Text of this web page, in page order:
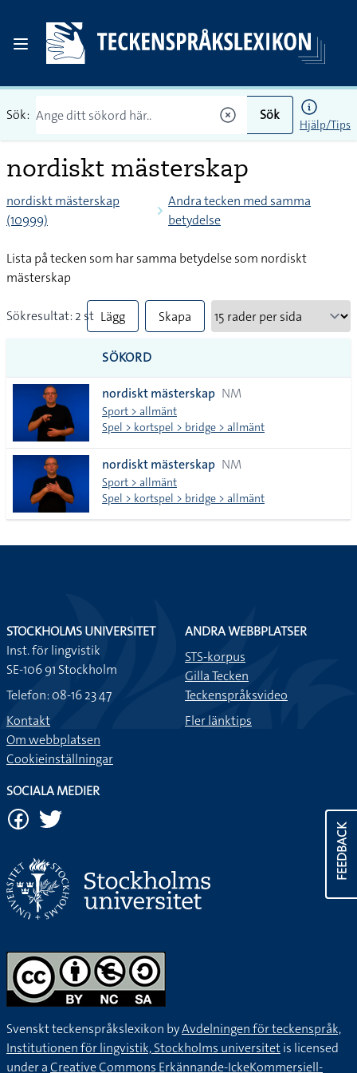
Sök: Sök
Hjälp/Tips
nordiskt mästerskap
nordiskt mästerskap
(10999)
Andra tecken med samma
betydelse
Lista på tecken som har samma betydelse som nordiskt
mästerskap
Sökresultat: 2 st Lägg
till
alla i
lista
Skapa
SÖKORD
nordiskt mästerskap NM
Sport > allmänt
Spel > kortspel > bridge > allmänt
nordiskt mästerskap NM
Sport > allmänt
Spel > kortspel > bridge > allmänt
FEEDBACK
STOCKHOLMS UNIVERSITET
Inst. för lingvistik
SE-106 91 Stockholm
Telefon: 08-16 23 47
Kontakt
Om webbplatsen
Cookieinställningar
ANDRA WEBBPLATSER
STS-korpus
Gilla Tecken
Teckenspråksvideo
Fler länktips
SOCIALA MEDIER
Svenskt teckenspråkslexikon byAvdelningen för teckenspråk,
Institutionen för lingvistik, Stockholms universitetis licensed
under aCreative Commons Erkännande-IckeKommersiell-